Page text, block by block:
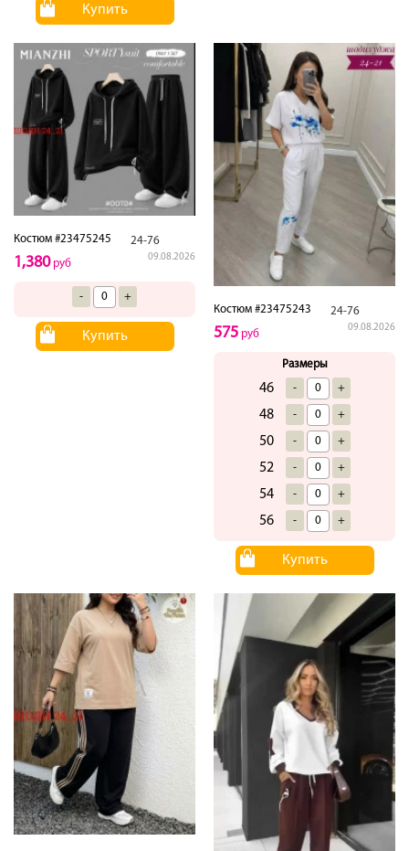
Купить
Костюм #23475245 24-76
09.08.2026
1,380руб
- +
Купить
Костюм #23475243 24-76
09.08.2026
575 руб
Размеры
46 - +
48 - +
50 - +
52 - +
54 - +
56 - +
Купить